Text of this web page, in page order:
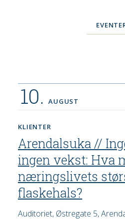
10. AUGUST
KLIENTER
Arendalsuka //
ingen vekst: Hva
næringslivets
flaskehals?
Auditoriet, Østregate 5,